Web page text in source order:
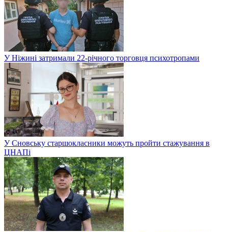
У Ніжині затримали 22-річного торговця психотропами
У Сновську старшокласники можуть пройти стажування в
ЦНАПі